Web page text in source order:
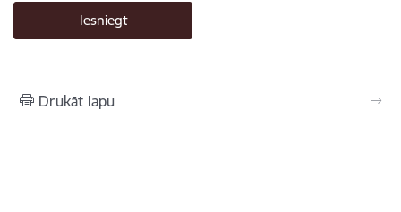
Drukāt lapu